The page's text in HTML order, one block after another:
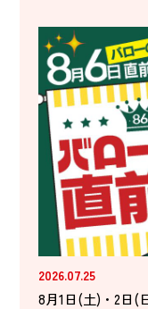
2026.07.25
8月1日(土)・2日(